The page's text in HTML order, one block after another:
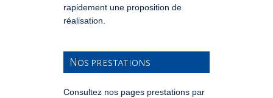
rapidement une proposition de
réalisation.
Nos prestations
Consultez nos pages prestations par